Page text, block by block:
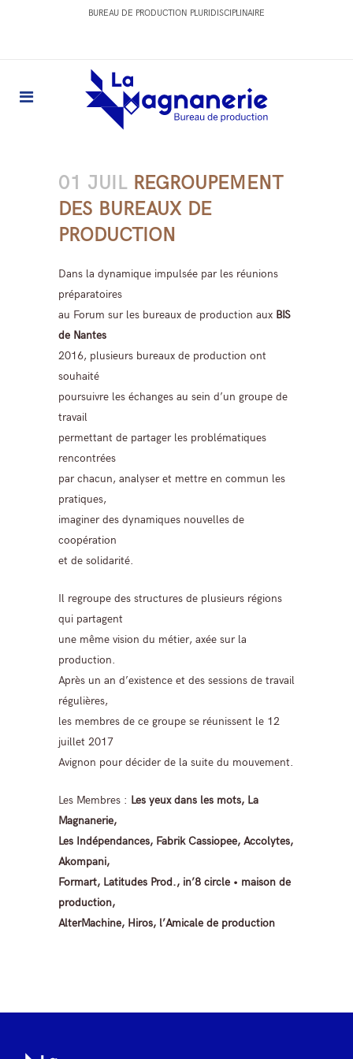
BUREAU DE PRODUCTION PLURIDISCIPLINAIRE
01 JUIL REGROUPEMENT
DES BUREAUX DE
PRODUCTION
Dans la dynamique impulsée par les réunions
préparatoires
au Forum sur les bureaux de production aux BIS
de Nantes
2016, plusieurs bureaux de production ont
souhaité
poursuivre les échanges au sein d’un groupe de
travail
permettant de partager les problématiques
rencontrées
par chacun, analyser et mettre en commun les
pratiques,
imaginer des dynamiques nouvelles de
coopération
et de solidarité.
Il regroupe des structures de plusieurs régions
qui partagent
une même vision du métier, axée sur la
production.
Après un an d’existence et des sessions de travail
régulières,
les membres de ce groupe se réunissent le 12
juillet 2017
Avignon pour décider de la suite du mouvement.
Les Membres : Les yeux dans les mots, La
Magnanerie,
Les Indépendances, Fabrik Cassiopee, Accolytes,
Akompani,
Formart, Latitudes Prod., in’8 circle • maison de
production,
AlterMachine, Hiros, l’Amicale de production